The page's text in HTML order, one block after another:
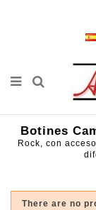
Botines
Rock, con
There are no